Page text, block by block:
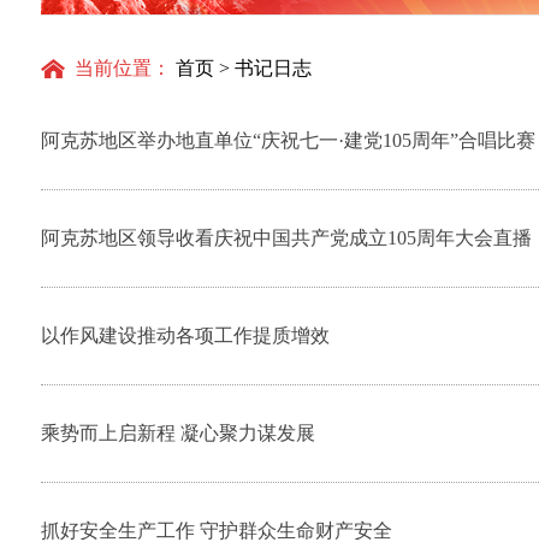
当前位置： 首页 > 书记日志
阿克苏地区举办地直单位“庆祝七一·建党105周年”合唱比赛
阿克苏地区领导收看庆祝中国共产党成立105周年大会直播
以作风建设推动各项工作提质增效
乘势而上启新程 凝心聚力谋发展
抓好安全生产工作 守护群众生命财产安全